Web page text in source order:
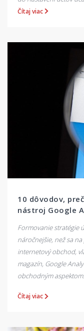
Čítaj viac
10 dôvodov,
nástroj Google
Formovanie stratégie
náročnejšie, než sa
internetový obchod,
magazín, Google
obchodným aspektom.
Čítaj viac